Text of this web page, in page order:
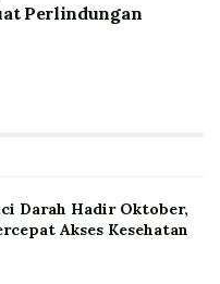
Perlindungan
Darah Hadir Oktober,
Akses Kesehatan